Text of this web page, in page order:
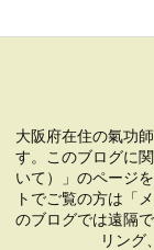
大阪府在住の氣功
す。このブログに
いて）」のページ
トでご覧の方は「
のブログでは遠隔
リング